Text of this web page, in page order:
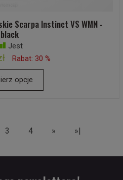
Scarpa Instinct VS WMN -
black
Jest
Rabat: 30 %
opcje
3 4 » »|